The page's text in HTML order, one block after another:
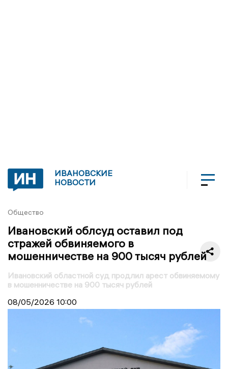
ИВАНОВСКИЕ
НОВОСТИ
Общество
Ивановский облсуд оставил под
стражей обвиняемого в
мошенничестве на 900 тысяч рублей
Ивановский областной суд продлил арест обвиняемому
в мошенничестве на 900 тысяч рублей
08/05/2026 10:00